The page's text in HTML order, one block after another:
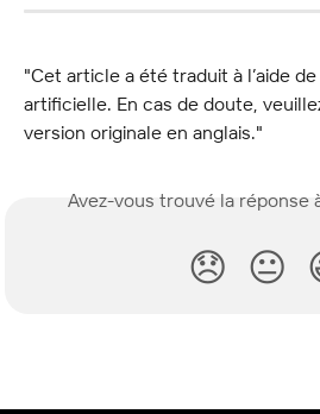
"Cet article a été traduit à l’aide
artificielle. En cas de doute,
version originale en anglais."
Avez-vous trouvé la réponse
😞 😐